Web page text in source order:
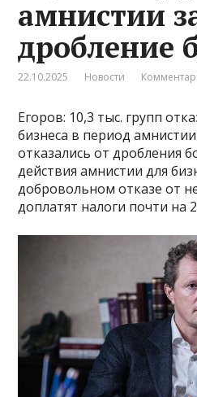
амнистии
дробление
22.10.2025 Новости
Егоров: 10,3 тыс. групп
бизнеса в период
отказались от дробления
действия амнистии для
добровольном отказе от
доплатят налоги почти на